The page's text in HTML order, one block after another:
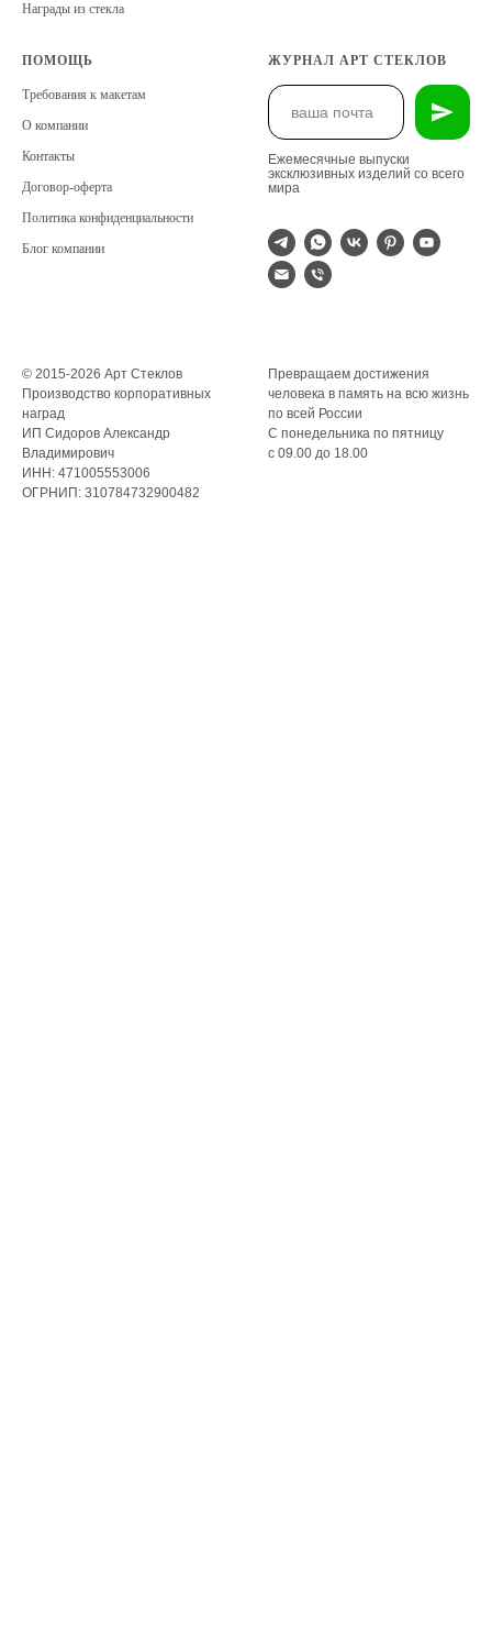
Награды из стекла
ПОМОЩЬ
Требования к макетам
О компании
Контакты
Договор-оферта
Политика конфиденциальности
Блог компании
ЖУРНАЛ АРТ СТЕКЛОВ
Ежемесячные выпуски
эксклюзивных изделий со всего
мира
© 2015-2026 Арт Стеклов
Производство корпоративных
наград
ИП Сидоров Александр
Владимирович
ИНН: 471005553006
ОГРНИП: 310784732900482
Превращаем достижения
человека в память на всю жизнь
по всей России
С понедельника по пятницу
с 09.00 до 18.00